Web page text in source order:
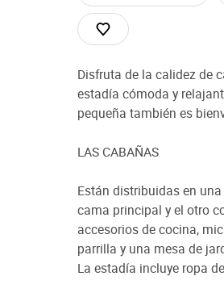
Disfruta de la calidez de
estadía cómoda y
pequeña también es
LAS CABAÑAS
Están distribuidas en
cama principal y el otro
accesorios de cocina,
parrilla y una mesa de
La estadía incluye ropa